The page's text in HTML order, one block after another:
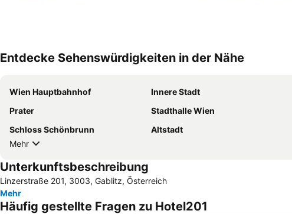
Entdecke Sehenswürdigkeiten in der Nähe
Wien Hauptbahnhof Innere Stadt
Prater
Stadthalle Wien
Schloss Schönbrunn
Altstadt
Mehr
Unterkunftsbeschreibung
Linzerstraße 201, 3003, Gablitz, Österreich
Mehr
Häufig gestellte Fragen zu Hotel201